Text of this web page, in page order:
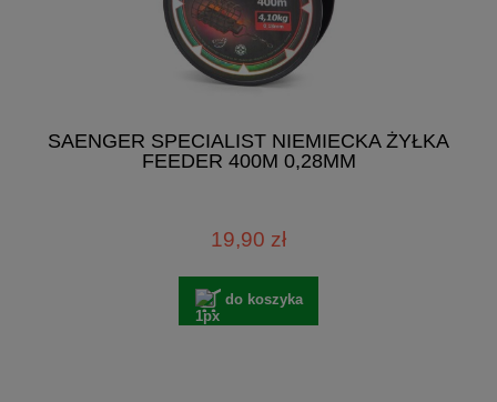
SAENGER SPECIALIST NIEMIECKA ŻYŁKA
FEEDER 400M 0,28MM
19,90 zł
do koszyka